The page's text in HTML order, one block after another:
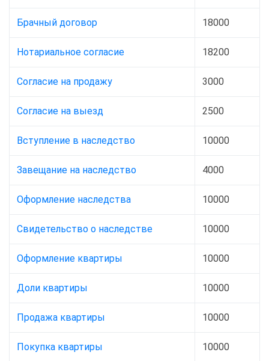
Брачный договор 18000
Нотариальное согласие 18200
Согласие на продажу 3000
Согласие на выезд 2500
Вступление в наследство 10000
Завещание на наследство 4000
Оформление наследства 10000
Свидетельство о наследстве 10000
Оформление квартиры 10000
Доли квартиры 10000
Продажа квартиры 10000
Покупка квартиры 10000